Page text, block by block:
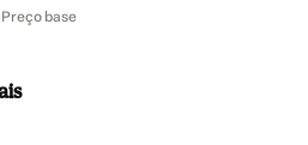
Preço base